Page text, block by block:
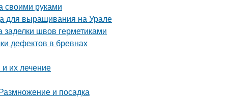
своими руками
для выращивания на Урале
швов герметиками
дефектов в бревнах
их лечение
и посадка